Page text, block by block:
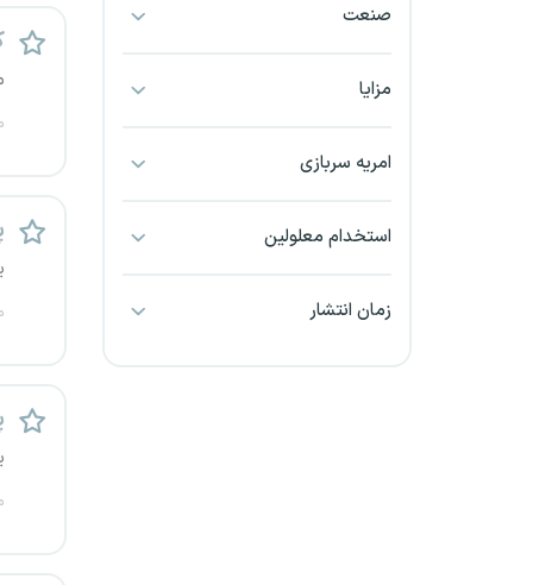
بجنورد
خراسان جنوبی
صنعت
مزایا
امریه سربازی
استخدام معلولین
زمان انتشار